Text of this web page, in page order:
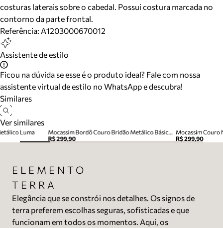
costuras laterais sobre o cabedal. Possui costura marcada no
contorno da parte frontal.
Referência: A1203000670012
Assistente de estilo
Ficou na dúvida se esse é o produto ideal? Fale com nossa
assistente virtual de estilo no WhatsApp e descubra!
Similares
Ver similares
Mocassim Bordô Couro Bridão Metálico Básico Luma
R$ 299,90
Mocassim Couro
R$ 299,90
Luma
ELEMENTO
TERRA
Elegância que se constrói nos detalhes. Os signos de
terra preferem escolhas seguras, sofisticadas e que
funcionam em todos os momentos. Aqui, os